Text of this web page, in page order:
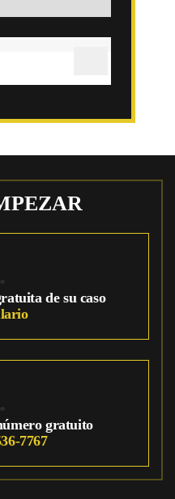
de su caso
gratuito
7767